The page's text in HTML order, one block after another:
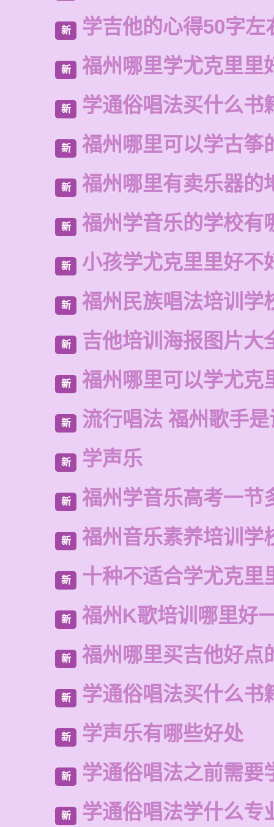
新 学吉他的心得50字左
新 福州哪里学尤克里里
新 学通俗唱法买什么书
新 福州哪里可以学古筝
新 福州哪里有卖乐器的
新 福州学音乐的学校有
新 小孩学尤克里里好不
新 福州民族唱法培训学
新 吉他培训海报图片大
新 福州哪里可以学尤克
新 流行唱法 福州歌手
新 学声乐
新 福州学音乐高考一节
新 福州音乐素养培训学
新 十种不适合学尤克里
新 福州K歌培训哪里好
新 福州哪里买吉他好点
新 学通俗唱法买什么书
新 学声乐有哪些好处
新 学通俗唱法之前需要
新 学通俗唱法学什么专